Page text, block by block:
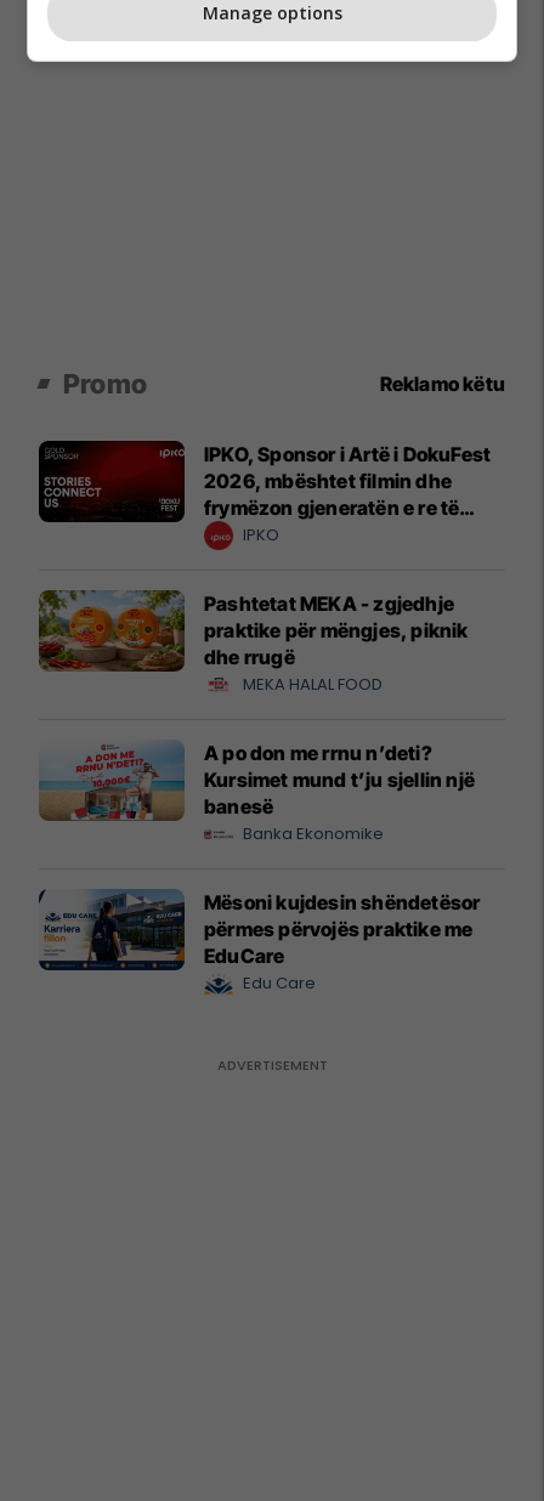
Promo Reklamo këtu
IPKO, Sponsor i Artë i DokuFest
2026, mbështet filmin dhe
frymëzon gjeneratën e re të
krijuesve
IPKO
Pashtetat MEKA - zgjedhje
praktike për mëngjes, piknik
dhe rrugë
MEKA HALAL FOOD
A po don me rrnu n’deti?
Kursimet mund t’ju sjellin një
banesë
Banka Ekonomike
Mësoni kujdesin shëndetësor
përmes përvojës praktike me
EduCare
Edu Care
Manage options